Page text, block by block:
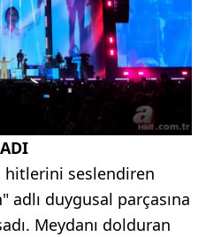
hitlerini seslendiren
adlı duygusal parçasına
Meydanı dolduran